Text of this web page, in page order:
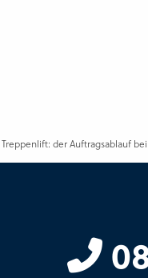
der Auftragsablauf